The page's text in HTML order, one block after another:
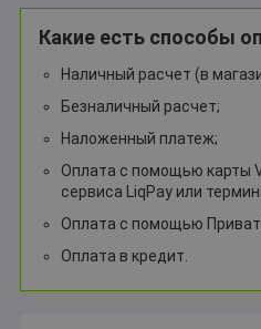
Какие есть способы
Наличный расчет (в
Безналичный расчет;
Наложенный платеж;
Оплата с помощью карты
сервиса LiqPay или
Оплата с помощью
Оплата в кредит.